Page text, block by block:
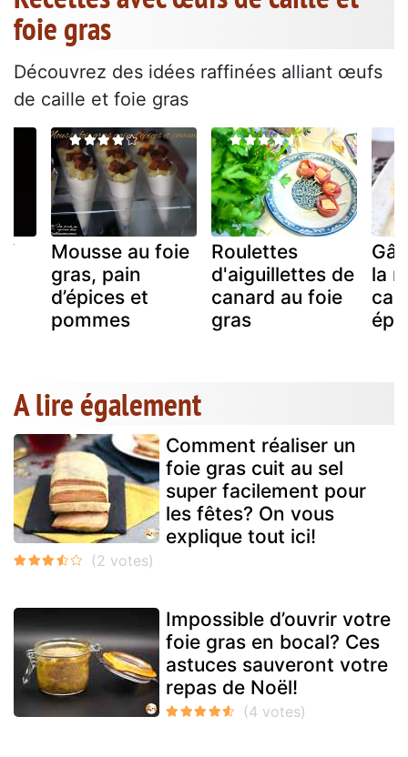
foie gras
Découvrez des idées raffinées alliant œufs
de caille et foie gras
Mousse au foie
gras, pain
d’épices et
pommes
Roulettes
d'aiguillettes de
canard au foie
gras
la
A lire également
Comment réaliser un
foie gras cuit au sel
super facilement pour
les fêtes? On vous
explique tout ici!
Impossible d’ouvrir votre
foie gras en bocal? Ces
astuces sauveront votre
repas de Noël!